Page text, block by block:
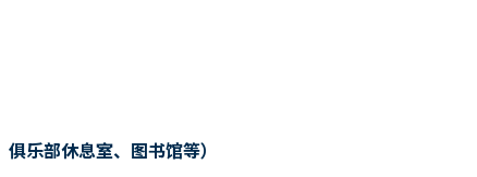
乐部休息室、图书馆等）